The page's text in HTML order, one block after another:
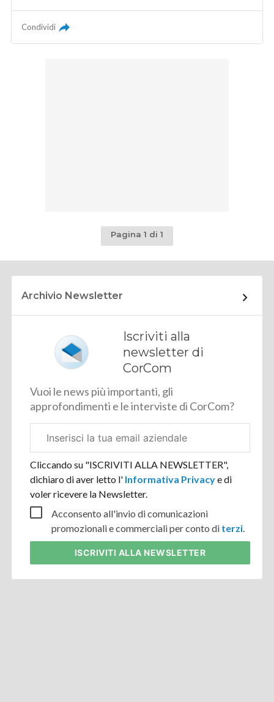
Condividi
Pagina 1 di 1
Archivio Newsletter
Iscriviti alla
newsletter di
CorCom
Vuoi le news più importanti, gli
approfondimenti e le interviste di CorCom?
aziendale
Cliccando su "ISCRIVITI ALLA NEWSLETTER",
dichiaro di aver letto l' Informativa Privacye di
voler ricevere la Newsletter.
Acconsento all'invio di comunicazioni
promozionali e commerciali per conto di terzi.
ISCRIVITI ALLA NEWSLETTER